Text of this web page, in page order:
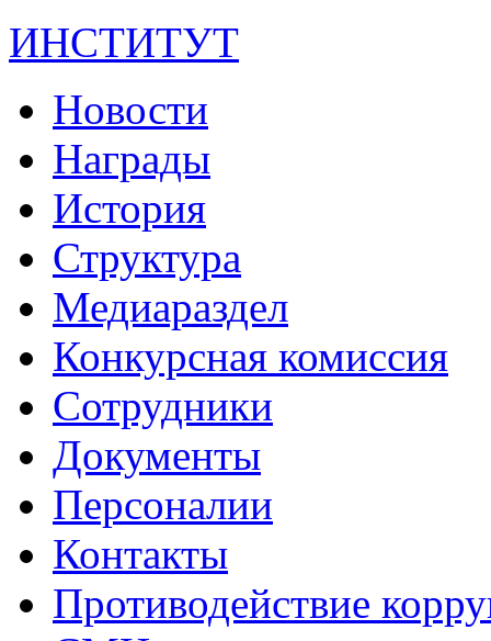
ИНСТИТУТ
Новости
Награды
История
Структура
Медиараздел
Конкурсная комиссия
Сотрудники
Документы
Персоналии
Контакты
Противодействие